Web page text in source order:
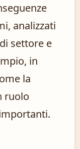
analizzati
settore e
in
la
ruolo